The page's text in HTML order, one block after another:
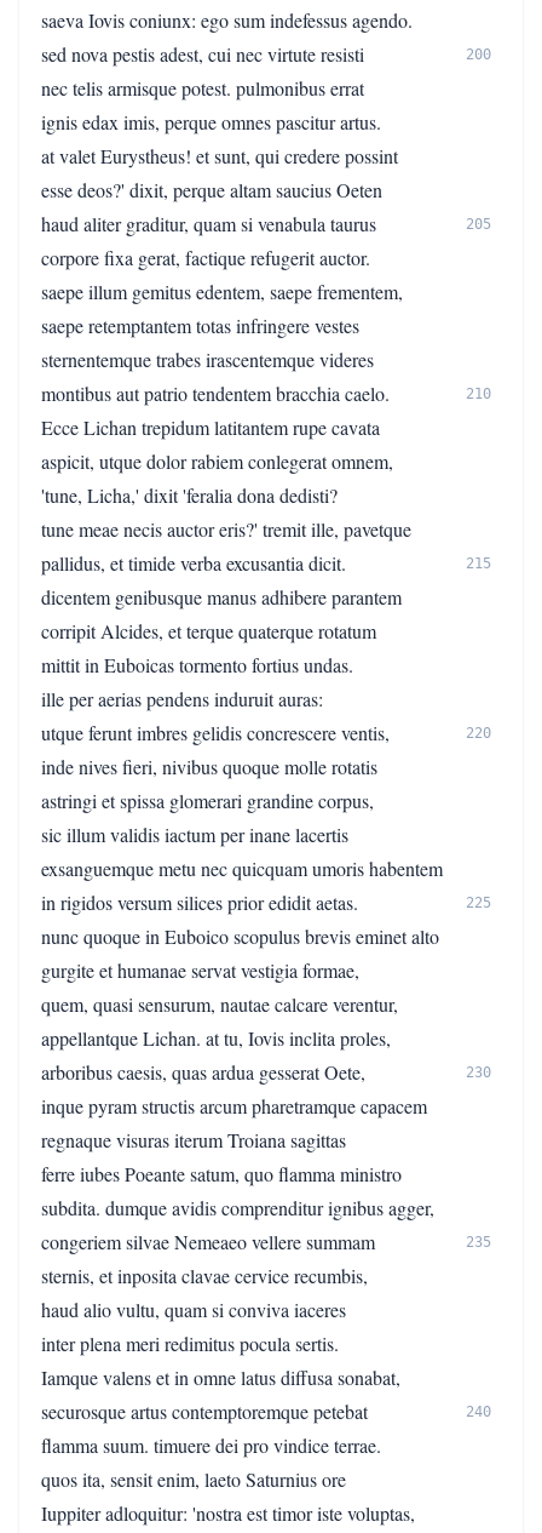
saeva Iovis coniunx: ego sum indefessus agendo.
sed nova pestis adest, cui nec virtute resisti
200
nec telis armisque potest. pulmonibus errat
ignis edax imis, perque omnes pascitur artus.
at valet Eurystheus! et sunt, qui credere possint
esse deos?' dixit, perque altam saucius Oeten
haud aliter graditur, quam si venabula taurus
205
corpore fixa gerat, factique refugerit auctor.
saepe illum gemitus edentem, saepe frementem,
saepe retemptantem totas infringere vestes
sternentemque trabes irascentemque videres
montibus aut patrio tendentem bracchia caelo.
210
Ecce Lichan trepidum latitantem rupe cavata
aspicit, utque dolor rabiem conlegerat omnem,
'tune, Licha,' dixit 'feralia dona dedisti?
tune meae necis auctor eris?' tremit ille, pavetque
pallidus, et timide verba excusantia dicit.
215
dicentem genibusque manus adhibere parantem
corripit Alcides, et terque quaterque rotatum
mittit in Euboicas tormento fortius undas.
ille per aerias pendens induruit auras:
utque ferunt imbres gelidis concrescere ventis,
220
inde nives fieri, nivibus quoque molle rotatis
astringi et spissa glomerari grandine corpus,
sic illum validis iactum per inane lacertis
exsanguemque metu nec quicquam umoris habentem
in rigidos versum silices prior edidit aetas.
225
nunc quoque in Euboico scopulus brevis eminet alto
gurgite et humanae servat vestigia formae,
quem, quasi sensurum, nautae calcare verentur,
appellantque Lichan. at tu, Iovis inclita proles,
arboribus caesis, quas ardua gesserat Oete,
230
inque pyram structis arcum pharetramque capacem
regnaque visuras iterum Troiana sagittas
ferre iubes Poeante satum, quo flamma ministro
subdita. dumque avidis comprenditur ignibus agger,
congeriem silvae Nemeaeo vellere summam
235
sternis, et inposita clavae cervice recumbis,
haud alio vultu, quam si conviva iaceres
inter plena meri redimitus pocula sertis.
Iamque valens et in omne latus diffusa sonabat,
securosque artus contemptoremque petebat
240
flamma suum. timuere dei pro vindice terrae.
quos ita, sensit enim, laeto Saturnius ore
Iuppiter adloquitur: 'nostra est timor iste voluptas,